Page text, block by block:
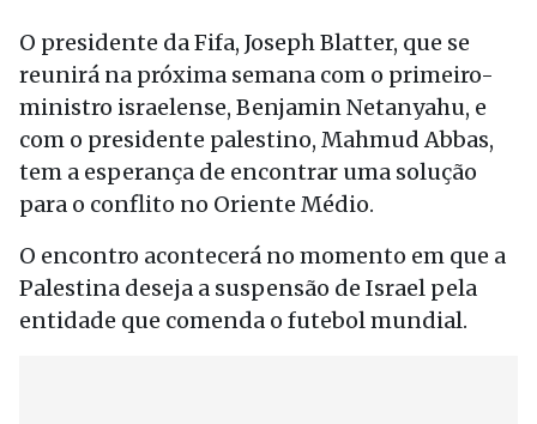
O presidente da Fifa, Joseph Blatter, que se
reunirá na próxima semana com o primeiro-
ministro israelense, Benjamin Netanyahu, e
com o presidente palestino, Mahmud Abbas,
tem a esperança de encontrar uma solução
para o conflito no Oriente Médio.
O encontro acontecerá no momento em que a
Palestina deseja a suspensão de Israel pela
entidade que comenda o futebol mundial.